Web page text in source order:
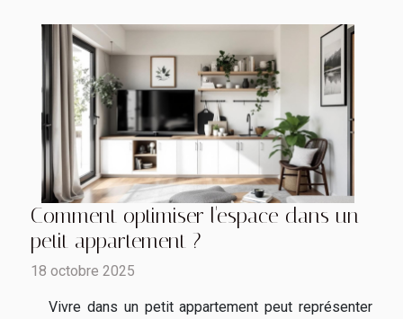
Comment optimiser l'espace dans un
petit appartement ?
18 octobre 2025
Vivre dans un petit appartement peut représenter